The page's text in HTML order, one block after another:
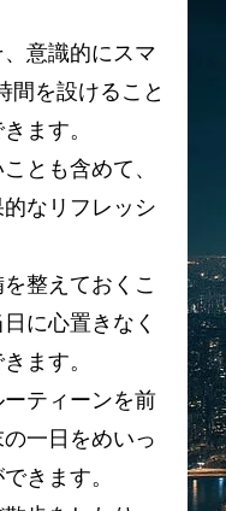
意識的にスマ
間を設けること
ます。
とも含めて、
なリフレッシ
整えておくこ
に心置きなく
ます。
ティーンを前
一日をめいっ
きます。